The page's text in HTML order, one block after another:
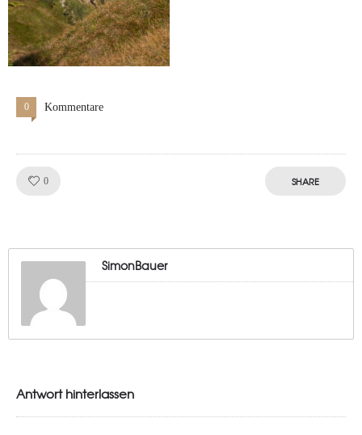
0 Kommentare
0 SHARE
SimonBauer
Antwort hinterlassen